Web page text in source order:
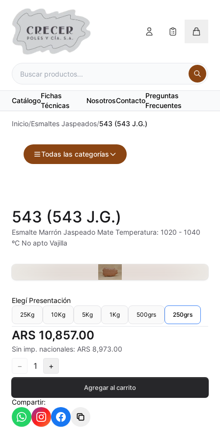
Catálogo
Fichas
Técnicas
NosotrosContacto
Preguntas
Frecuentes
Inicio/Esmaltes Jaspeados/543 (543 J.G.)
Todas las categorías
Alambre Kanthal
Conos pirometricos Orton
Contramoldes
Crisoles refractarios
Engobes
Esmaltes Artisticos
543 (543 J.G.)
Esmalte Marrón Jaspeado Mate Temperatura: 1020 - 1040
ºC No apto Vajilla
Elegí Presentación
25Kg 10Kg 5Kg 1Kg 500grs 250grs
ARS 10,857.00
Sin imp. nacionales: ARS 8,973.00
− 1 +
Agregar al carrito
Compartir: